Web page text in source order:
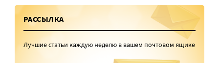
РАССЫЛКА
Лучшие статьи каждую неделю в вашем почтовом ящике